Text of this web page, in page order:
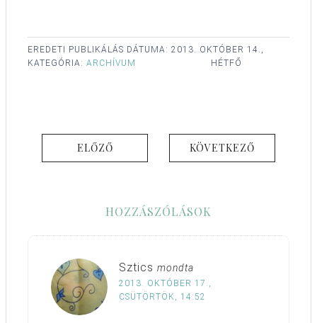
EREDETI PUBLIKÁLÁS DÁTUMA: 2013. OKTÓBER 14.,
HÉTFŐ
KATEGÓRIA: ARCHÍVUM
ELŐZŐ KÖVETKEZŐ
HOZZÁSZÓLÁSOK
Sztics mondta
2013. OKTÓBER 17.,
CSÜTÖRTÖK, 14:52